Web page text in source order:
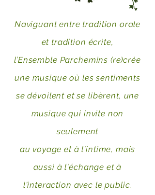
Naviguant entre tradition orale
et tradition écrite,
l’Ensemble Parchemins (re)crée
une musique où les sentiments
se dévoilent et se libèrent, une
musique qui invite non
seulement
au voyage et à l'intime, mais
aussi à l'échange et à
l'interaction avec le public.